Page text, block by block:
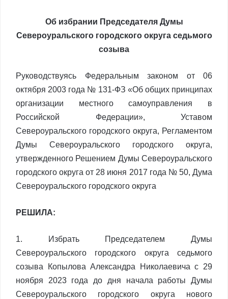
Об избрании Председателя Думы
Североуральского городского округа седьмого
созыва
Руководствуясь Федеральным законом от 06
октября 2003 года № 131-ФЗ «Об общих принципах
организации местного самоуправления в
Российской Федерации», Уставом
Североуральского городского округа, Регламентом
Думы Североуральского городского округа,
утвержденного Решением Думы Североуральского
городского округа от 28 июня 2017 года № 50, Дума
Североуральского городского округа
РЕШИЛА:
1. Избрать Председателем Думы
Североуральского городского округа седьмого
созыва Копылова Александра Николаевича с 29
ноября 2023 года до дня начала работы Думы
Североуральского городского округа нового